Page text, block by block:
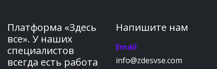
Платформа «Здесь
все». У наших
специалистов
всегда есть работа
Напишите нам
Email
info@zdesvse.com